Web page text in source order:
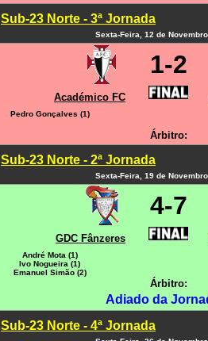
Sub-23 Norte - 3ª Jornada
Sexta-Feira, 12 de
1-2
Académico FC
Pedro Gonçalves (1)
Árbitro:
Sub-23 Norte - 2ª Jornada
Sexta-Feira, 19 de
4-7
GDC Fânzeres
André Mota (1)
Ivo Nogueira (1)
Emanuel Simão (2)
Árbitro:
Adiado da
Sub-23 Norte - 4ª Jornada